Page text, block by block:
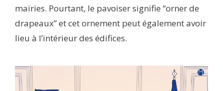
mairies. Pourtant, le pavoiser signifie “orner de
drapeaux” et cet ornement peut également avoir
lieu à l’intérieur des édifices.